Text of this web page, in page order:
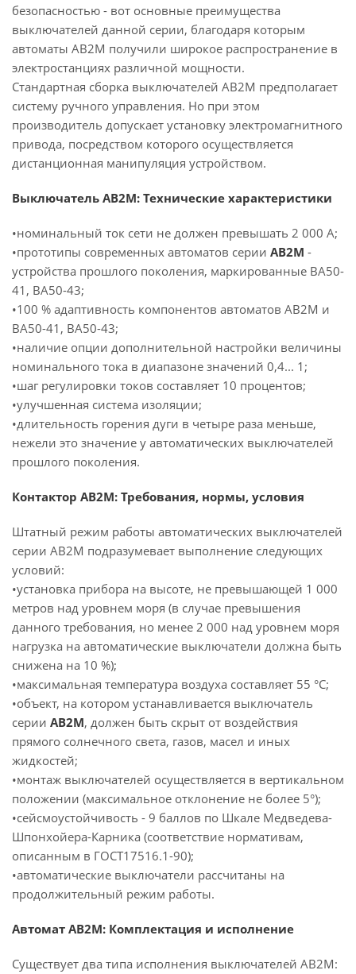
безопасностью - вот основные преимущества
выключателей данной серии, благодаря которым
автоматы АВ2М получили широкое распространение в
электростанциях различной мощности.
Стандартная сборка выключателей АВ2М предполагает
систему ручного управления. Но при этом
производитель допускает установку электромагнитного
привода, посредством которого осуществляется
дистанционная манипуляция устройством.
Выключатель АВ2М: Технические характеристики
•номинальный ток сети не должен превышать 2 000 А;
•прототипы современных автоматов серии АВ2М -
устройства прошлого поколения, маркированные ВА50-
41, ВА50-43;
•100 % адаптивность компонентов автоматов АВ2М и
ВА50-41, ВА50-43;
•наличие опции дополнительной настройки величины
номинального тока в диапазоне значений 0,4... 1;
•шаг регулировки токов составляет 10 процентов;
•улучшенная система изоляции;
•длительность горения дуги в четыре раза меньше,
нежели это значение у автоматических выключателей
прошлого поколения.
Контактор АВ2М: Требования, нормы, условия
Штатный режим работы автоматических выключателей
серии АВ2М подразумевает выполнение следующих
условий:
•установка прибора на высоте, не превышающей 1 000
метров над уровнем моря (в случае превышения
данного требования, но менее 2 000 над уровнем моря
нагрузка на автоматические выключатели должна быть
снижена на 10 %);
•максимальная температура воздуха составляет 55 °С;
•объект, на котором устанавливается выключатель
серии АВ2М, должен быть скрыт от воздействия
прямого солнечного света, газов, масел и иных
жидкостей;
•монтаж выключателей осуществляется в вертикальном
положении (максимальное отклонение не более 5°);
•сейсмоустойчивость - 9 баллов по Шкале Медведева-
Шпонхойера-Карника (соответствие нормативам,
описанным в ГОСТ17516.1-90);
•автоматические выключатели рассчитаны на
продолжительный режим работы.
Автомат АВ2М: Комплектация и исполнение
Существует два типа исполнения выключателей АВ2М: